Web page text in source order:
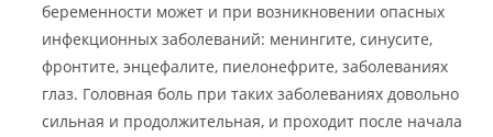
беременности может и при возникновении опасных
инфекционных заболеваний: менингите, синусите,
фронтите, энцефалите, пиелонефрите, заболеваниях
глаз. Головная боль при таких заболеваниях довольно
сильная и продолжительная, и проходит после начала